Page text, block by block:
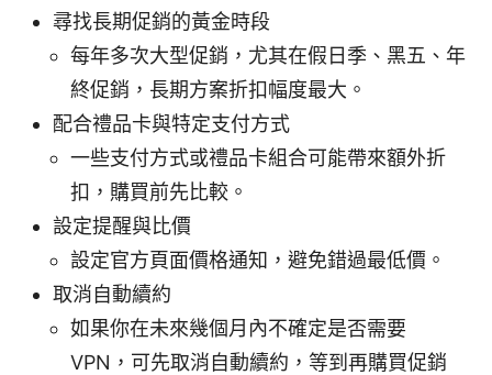
尋找長期促銷的黃金時段
每年多次大型促銷，尤其在假日季、黑五、年
終促銷，長期方案折扣幅度最大。
配合禮品卡與特定支付方式
一些支付方式或禮品卡組合可能帶來額外折
扣，購買前先比較。
設定提醒與比價
設定官方頁面價格通知，避免錯過最低價。
取消自動續約
如果你在未來幾個月內不確定是否需要
VPN，可先取消自動續約，等到再購買促銷